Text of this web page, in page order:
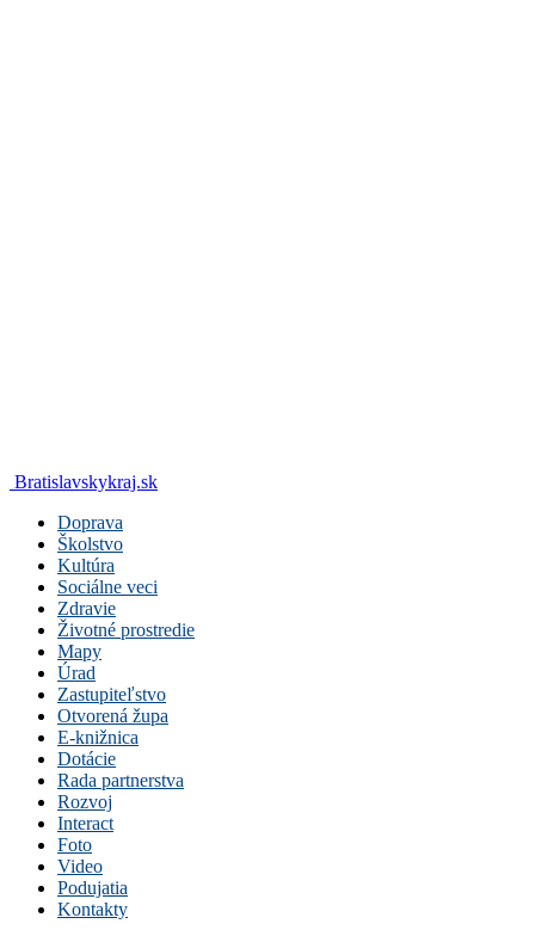
Bratislavskykraj.sk
Doprava
Školstvo
Kultúra
Sociálne veci
Zdravie
Životné prostredie
Mapy
Úrad
Zastupiteľstvo
Otvorená župa
E-knižnica
Dotácie
Rada partnerstva
Rozvoj
Interact
Foto
Video
Podujatia
Kontakty